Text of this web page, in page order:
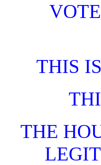
THIS
THE